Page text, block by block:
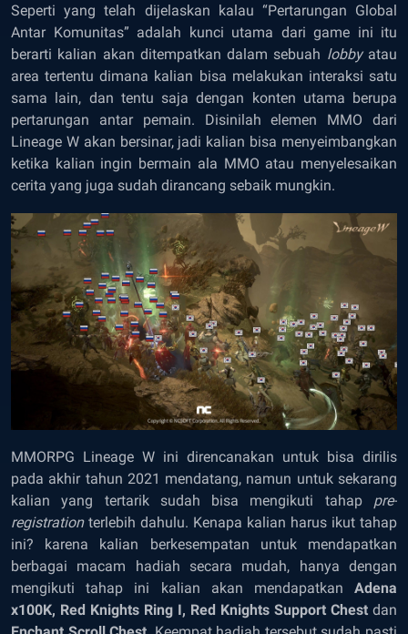
Seperti yang telah dijelaskan kalau “Pertarungan Global
Antar Komunitas” adalah kunci utama dari game ini itu
berarti kalian akan ditempatkan dalam sebuah lobbyatau
area tertentu dimana kalian bisa melakukan interaksi satu
sama lain, dan tentu saja dengan konten utama berupa
pertarungan antar pemain. Disinilah elemen MMO dari
Lineage W akan bersinar, jadi kalian bisa menyeimbangkan
ketika kalian ingin bermain ala MMO atau menyelesaikan
cerita yang juga sudah dirancang sebaik mungkin.
MMORPG Lineage W ini direncanakan untuk bisa dirilis
pada akhir tahun 2021 mendatang, namun untuk sekarang
kalian yang tertarik sudah bisa mengikuti tahap pre-
registrationterlebih dahulu. Kenapa kalian harus ikut tahap
ini? karena kalian berkesempatan untuk mendapatkan
berbagai macam hadiah secara mudah, hanya dengan
mengikuti tahap ini kalian akan mendapatkan Adena
x100K, Red Knights Ring I, Red Knights Support Chest dan